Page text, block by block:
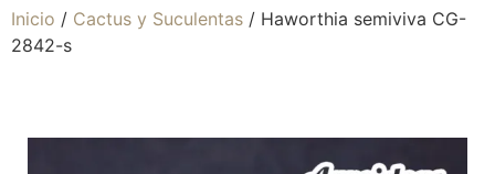
Inicio / Cactus y Suculentas / Haworthia semiviva CG-
2842-s